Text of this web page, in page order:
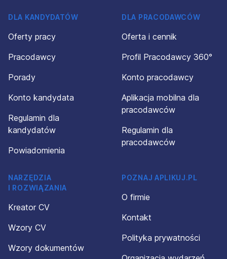
DLA KANDYDATÓW
Oferty pracy
Pracodawcy
Porady
Konto kandydata
Regulamin dla
kandydatów
Powiadomienia
DLA PRACODAWCÓW
Oferta i cennik
Profil Pracodawcy 360°
Konto pracodawcy
Aplikacja mobilna dla
pracodawców
Regulamin dla
pracodawców
NARZĘDZIA
I ROZWIĄZANIA
Kreator CV
Wzory CV
Wzory dokumentów
POZNAJ APLIKUJ.PL
O firmie
Kontakt
Polityka prywatności